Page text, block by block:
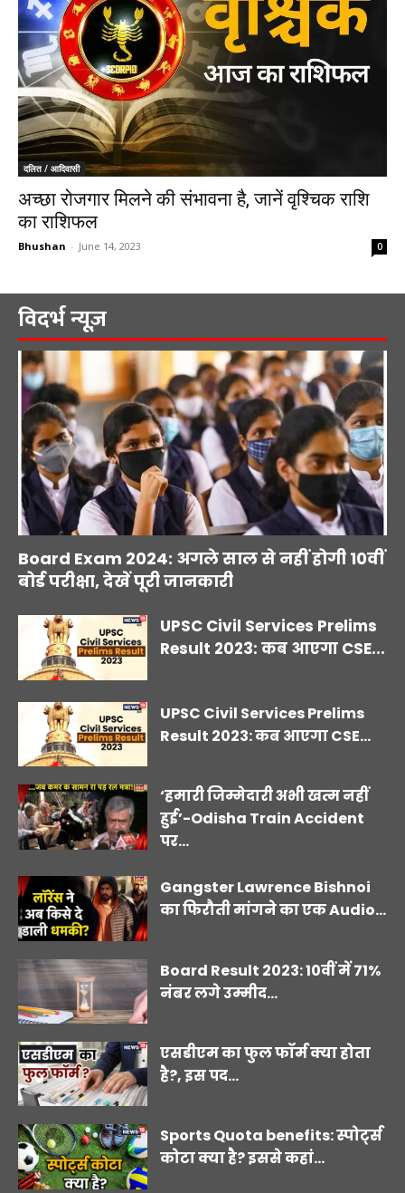
दलित / आदिवासी
अच्छा रोजगार मिलने की संभावना है, जानें वृश्चिक राशि
का राशिफल
Bhushan - June 14, 2023 0
विदर्भ न्यूज़
Board Exam 2024: अगले साल से नहीं होगी 10वीं
बोर्ड परीक्षा, देखें पूरी जानकारी
UPSC Civil Services Prelims
Result 2023: कब आएगा CSE...
UPSC Civil Services Prelims
Result 2023: कब आएगा CSE...
‘हमारी जिम्मेदारी अभी खत्म नहीं
हुई’-Odisha Train Accident
पर...
Gangster Lawrence Bishnoi
का फिरौती मांगने का एक Audio...
Board Result 2023: 10वीं में 71%
नंबर लगे उम्मीद...
एसडीएम का फुल फॉर्म क्या होता
है?, इस पद...
Sports Quota benefits: स्पोर्ट्स
कोटा क्या है? इससे कहां...